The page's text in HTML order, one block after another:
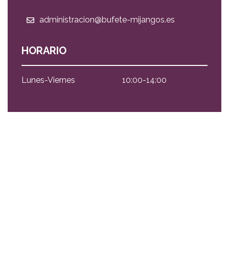
administracion@bufete-mijangos.es
HORARIO
Lunes-Viernes 10:00-14:00